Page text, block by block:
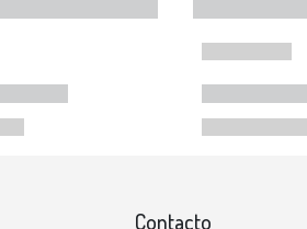
Contacto